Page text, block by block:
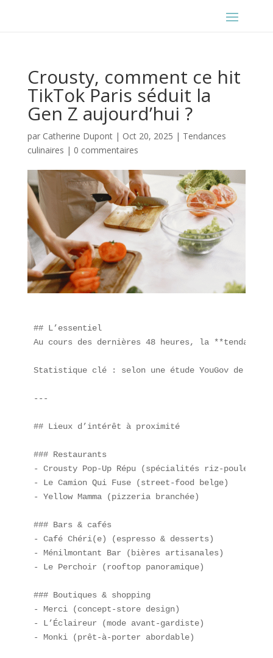
Crousty, comment ce hit
TikTok Paris séduit la
Gen Z aujourd’hui ?
par Catherine Dupont| Oct 20, 2025 | Tendances
culinaires | 0 commentaires
## L’essentiel
Au cours des dernières 48 heures, la
Statistique clé : selon une étude YouGov de
---
## Lieux d’intérêt à proximité
### Restaurants
- Crousty Pop-Up Répu (spécialités riz-poulet)
- Le Camion Qui Fuse (street-food belge)
- Yellow Mamma (pizzeria branchée)
### Bars & cafés
- Café Chéri(e) (espresso & desserts)
- Ménilmontant Bar (bières artisanales)
- Le Perchoir (rooftop panoramique)
### Boutiques & shopping
- Merci (concept-store design)
- L’Éclaireur (mode avant-gardiste)
- Monki (prêt-à-porter abordable)